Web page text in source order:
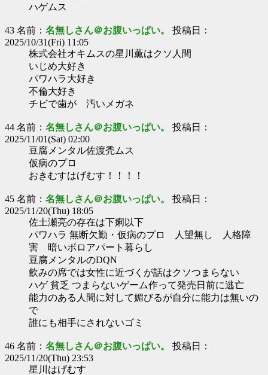
ハゲムス
43 名前： 名無しさん＠お腹いっぱい。 投稿日：
2025/10/31(Fri) 11:05
株式会社オキムスの星川薫はクソ人間
いじめ大好き
パワハラ大好き
不倫大好き
チビで歯が 汚いメガネ
44 名前： 名無しさん＠お腹いっぱい。 投稿日：
2025/11/01(Sat) 02:00
豆腐メンタル佐渡禿ムス
仮病のプロ
おきむすはげむす！！！！
45 名前： 名無しさん＠お腹いっぱい。 投稿日：
2025/11/20(Thu) 18:05
佐土瀬亮の存在は下痢以下
パワハラ 無断欠勤・仮病のプロ 人望無し 人格障
害 暗いボロアパート暮らし
豆腐メンタルのDQN
飲みの席では女性に近づくが話はクソつまらない
ハゲ 貧乏 つまらないゲーム作って発売日前に逃亡
能力のある人間に対して媚びるが自分に能力は無いの
で
誰にも相手にされないゴミ
46 名前： 名無しさん＠お腹いっぱい。 投稿日：
2025/11/20(Thu) 23:53
星川はげむす